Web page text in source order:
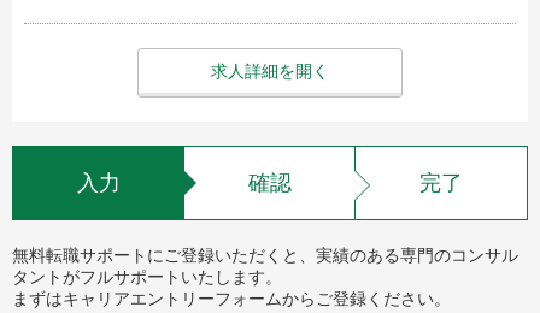
求人詳細を開く
入力 確認 完了
無料転職サポートにご登録いただくと、実績のある専門のコンサル
タントがフルサポートいたします。
まずはキャリアエントリーフォームからご登録ください。